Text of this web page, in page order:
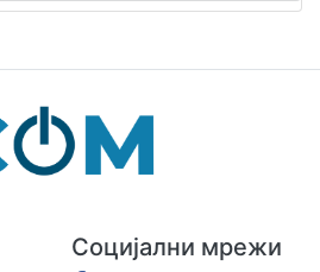
Социјални мрежи